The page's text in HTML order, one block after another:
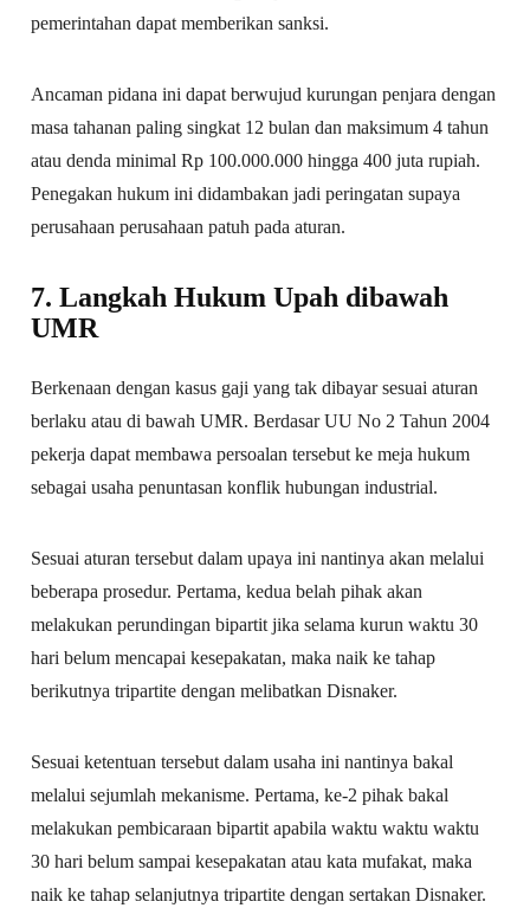
pemerintahan dapat memberikan sanksi.
Ancaman pidana ini dapat berwujud kurungan penjara dengan
masa tahanan paling singkat 12 bulan dan maksimum 4 tahun
atau denda minimal Rp 100.000.000 hingga 400 juta rupiah.
Penegakan hukum ini didambakan jadi peringatan supaya
perusahaan perusahaan patuh pada aturan.
7. Langkah Hukum Upah dibawah
UMR
Berkenaan dengan kasus gaji yang tak dibayar sesuai aturan
berlaku atau di bawah UMR. Berdasar UU No 2 Tahun 2004
pekerja dapat membawa persoalan tersebut ke meja hukum
sebagai usaha penuntasan konflik hubungan industrial.
Sesuai aturan tersebut dalam upaya ini nantinya akan melalui
beberapa prosedur. Pertama, kedua belah pihak akan
melakukan perundingan bipartit jika selama kurun waktu 30
hari belum mencapai kesepakatan, maka naik ke tahap
berikutnya tripartite dengan melibatkan Disnaker.
Sesuai ketentuan tersebut dalam usaha ini nantinya bakal
melalui sejumlah mekanisme. Pertama, ke-2 pihak bakal
melakukan pembicaraan bipartit apabila waktu waktu waktu
30 hari belum sampai kesepakatan atau kata mufakat, maka
naik ke tahap selanjutnya tripartite dengan sertakan Disnaker.